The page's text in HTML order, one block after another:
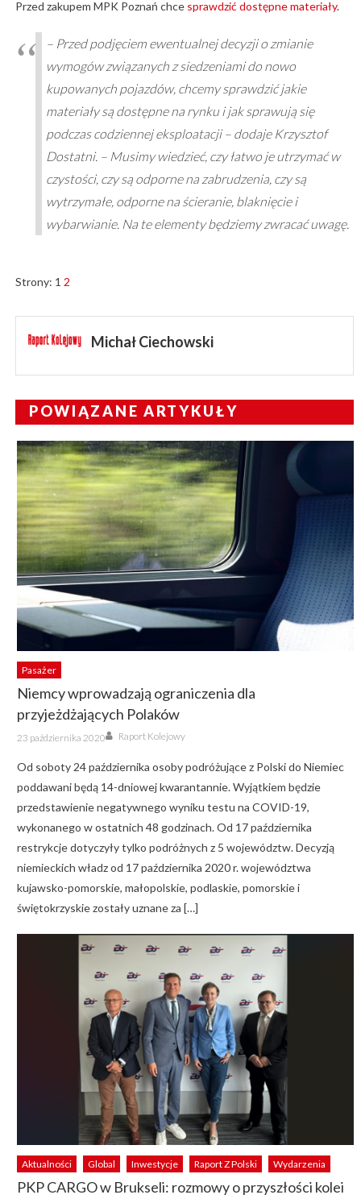
Przed zakupem MPK Poznań chce sprawdzić dostępne materiały.
– Przed podjęciem ewentualnej decyzji o zmianie
wymogów związanych z siedzeniami do nowo
kupowanych pojazdów, chcemy sprawdzić jakie
materiały są dostępne na rynku i jak sprawują się
podczas codziennej eksploatacji – dodaje Krzysztof
Dostatni. – Musimy wiedzieć, czy łatwo je utrzymać w
czystości, czy są odporne na zabrudzenia, czy są
wytrzymałe, odporne na ścieranie, blaknięcie i
wybarwianie. Na te elementy będziemy zwracać uwagę.
Strony: 1 2
Michał Ciechowski
POWIĄZANE ARTYKUŁY
Pasażer
Niemcy wprowadzają ograniczenia dla
przyjeżdżających Polaków
Posted
on
23 października 2020 Author
Raport Kolejowy
Od soboty 24 października osoby podróżujące z Polski do Niemiec
poddawani będą 14-dniowej kwarantannie. Wyjątkiem będzie
przedstawienie negatywnego wyniku testu na COVID-19,
wykonanego w ostatnich 48 godzinach. Od 17 października
restrykcje dotyczyły tylko podróżnych z 5 województw. Decyzją
niemieckich władz od 17 października 2020 r. województwa
kujawsko-pomorskie, małopolskie, podlaskie, pomorskie i
świętokrzyskie zostały uznane za […]
Aktualności Global Inwestycje Raport Z Polski Wydarzenia
PKP CARGO w Brukseli: rozmowy o przyszłości kolei